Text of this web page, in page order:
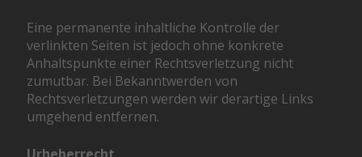
Eine permanente inhaltliche Kontrolle der
verlinkten Seiten ist jedoch ohne konkrete
Anhaltspunkte einer Rechtsverletzung nicht
zumutbar. Bei Bekanntwerden von
Rechtsverletzungen werden wir derartige Links
umgehend entfernen.